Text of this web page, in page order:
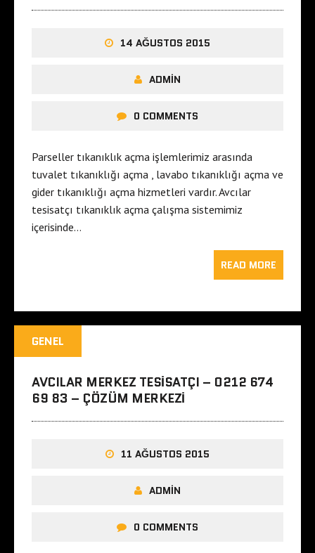
14 AĞUSTOS 2015
ADMIN
0 COMMENTS
Parseller tıkanıklık açma işlemlerimiz arasında
tuvalet tıkanıklığı açma , lavabo tıkanıklığı açma ve
gider tıkanıklığı açma hizmetleri vardır. Avcılar
tesisatçı tıkanıklık açma çalışma sistemimiz
içerisinde…
READ MORE
GENEL
AVCILAR MERKEZ TESISATÇI – 0212 674
69 83 – ÇÖZÜM MERKEZI
11 AĞUSTOS 2015
ADMIN
0 COMMENTS